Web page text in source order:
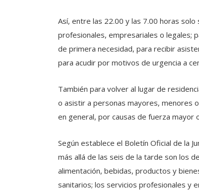
Así, entre las 22.00 y las 7.00 horas
profesionales, empresariales o legales;
de primera necesidad, para recibir
para acudir por motivos de urgencia a
También para volver al lugar de
o asistir a personas mayores, menores
en general, por causas de fuerza mayor
Según establece el Boletín Oficial de la
más allá de las seis de la tarde son los
alimentación, bebidas, productos y
sanitarios; los servicios profesionales y